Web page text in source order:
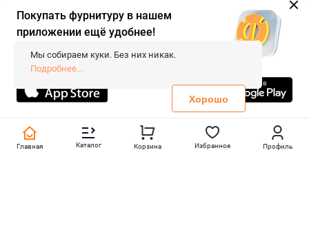
© 2026 «FieraShop.ru»
Сопровождение сайта
- Вебформат.
Все права защищены.
Не является публичной офертой
Политика конфиденциальности
Главная Каталог Корзина Избранное Профиль
Покупать фурнитуру в нашем
приложении ещё удобнее!
Мы собираем куки. Без них никак.
Подробнее...
Хорошо